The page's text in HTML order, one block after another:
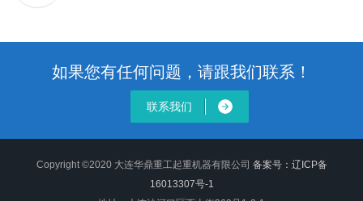
如果您有任何问题，请跟我们联系！
联系我们
Copyright ©2020 大连华鼎重工起重机器有限公司 备案号： 辽ICP备
16013307号-1